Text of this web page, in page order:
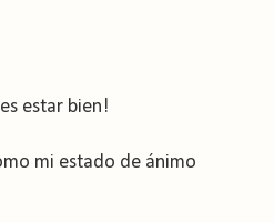
estar bien!
mi estado de ánimo